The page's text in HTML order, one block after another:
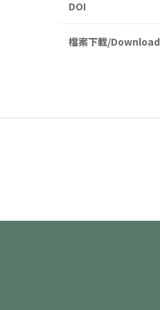
DOI
檔案下載/Download